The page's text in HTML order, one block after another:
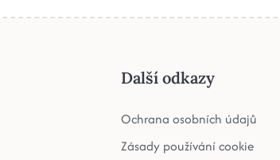
Další odkazy
Ochrana osobních údajů
Zásady používání cookie